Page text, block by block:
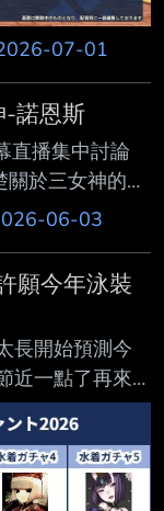
07-01
-諾恩斯
直播集中討論
於三女神的事
得有錯誤的
詩寇蒂，這三
女神這部漫畫
代表過去、
。 烏爾德Urðr
英文wyrd是同
也就是將來必
是發生
06-03
願今年泳裝
長開始預測今
近一點了再來
10騎猜測網址↓
79915105
像下面這種許願